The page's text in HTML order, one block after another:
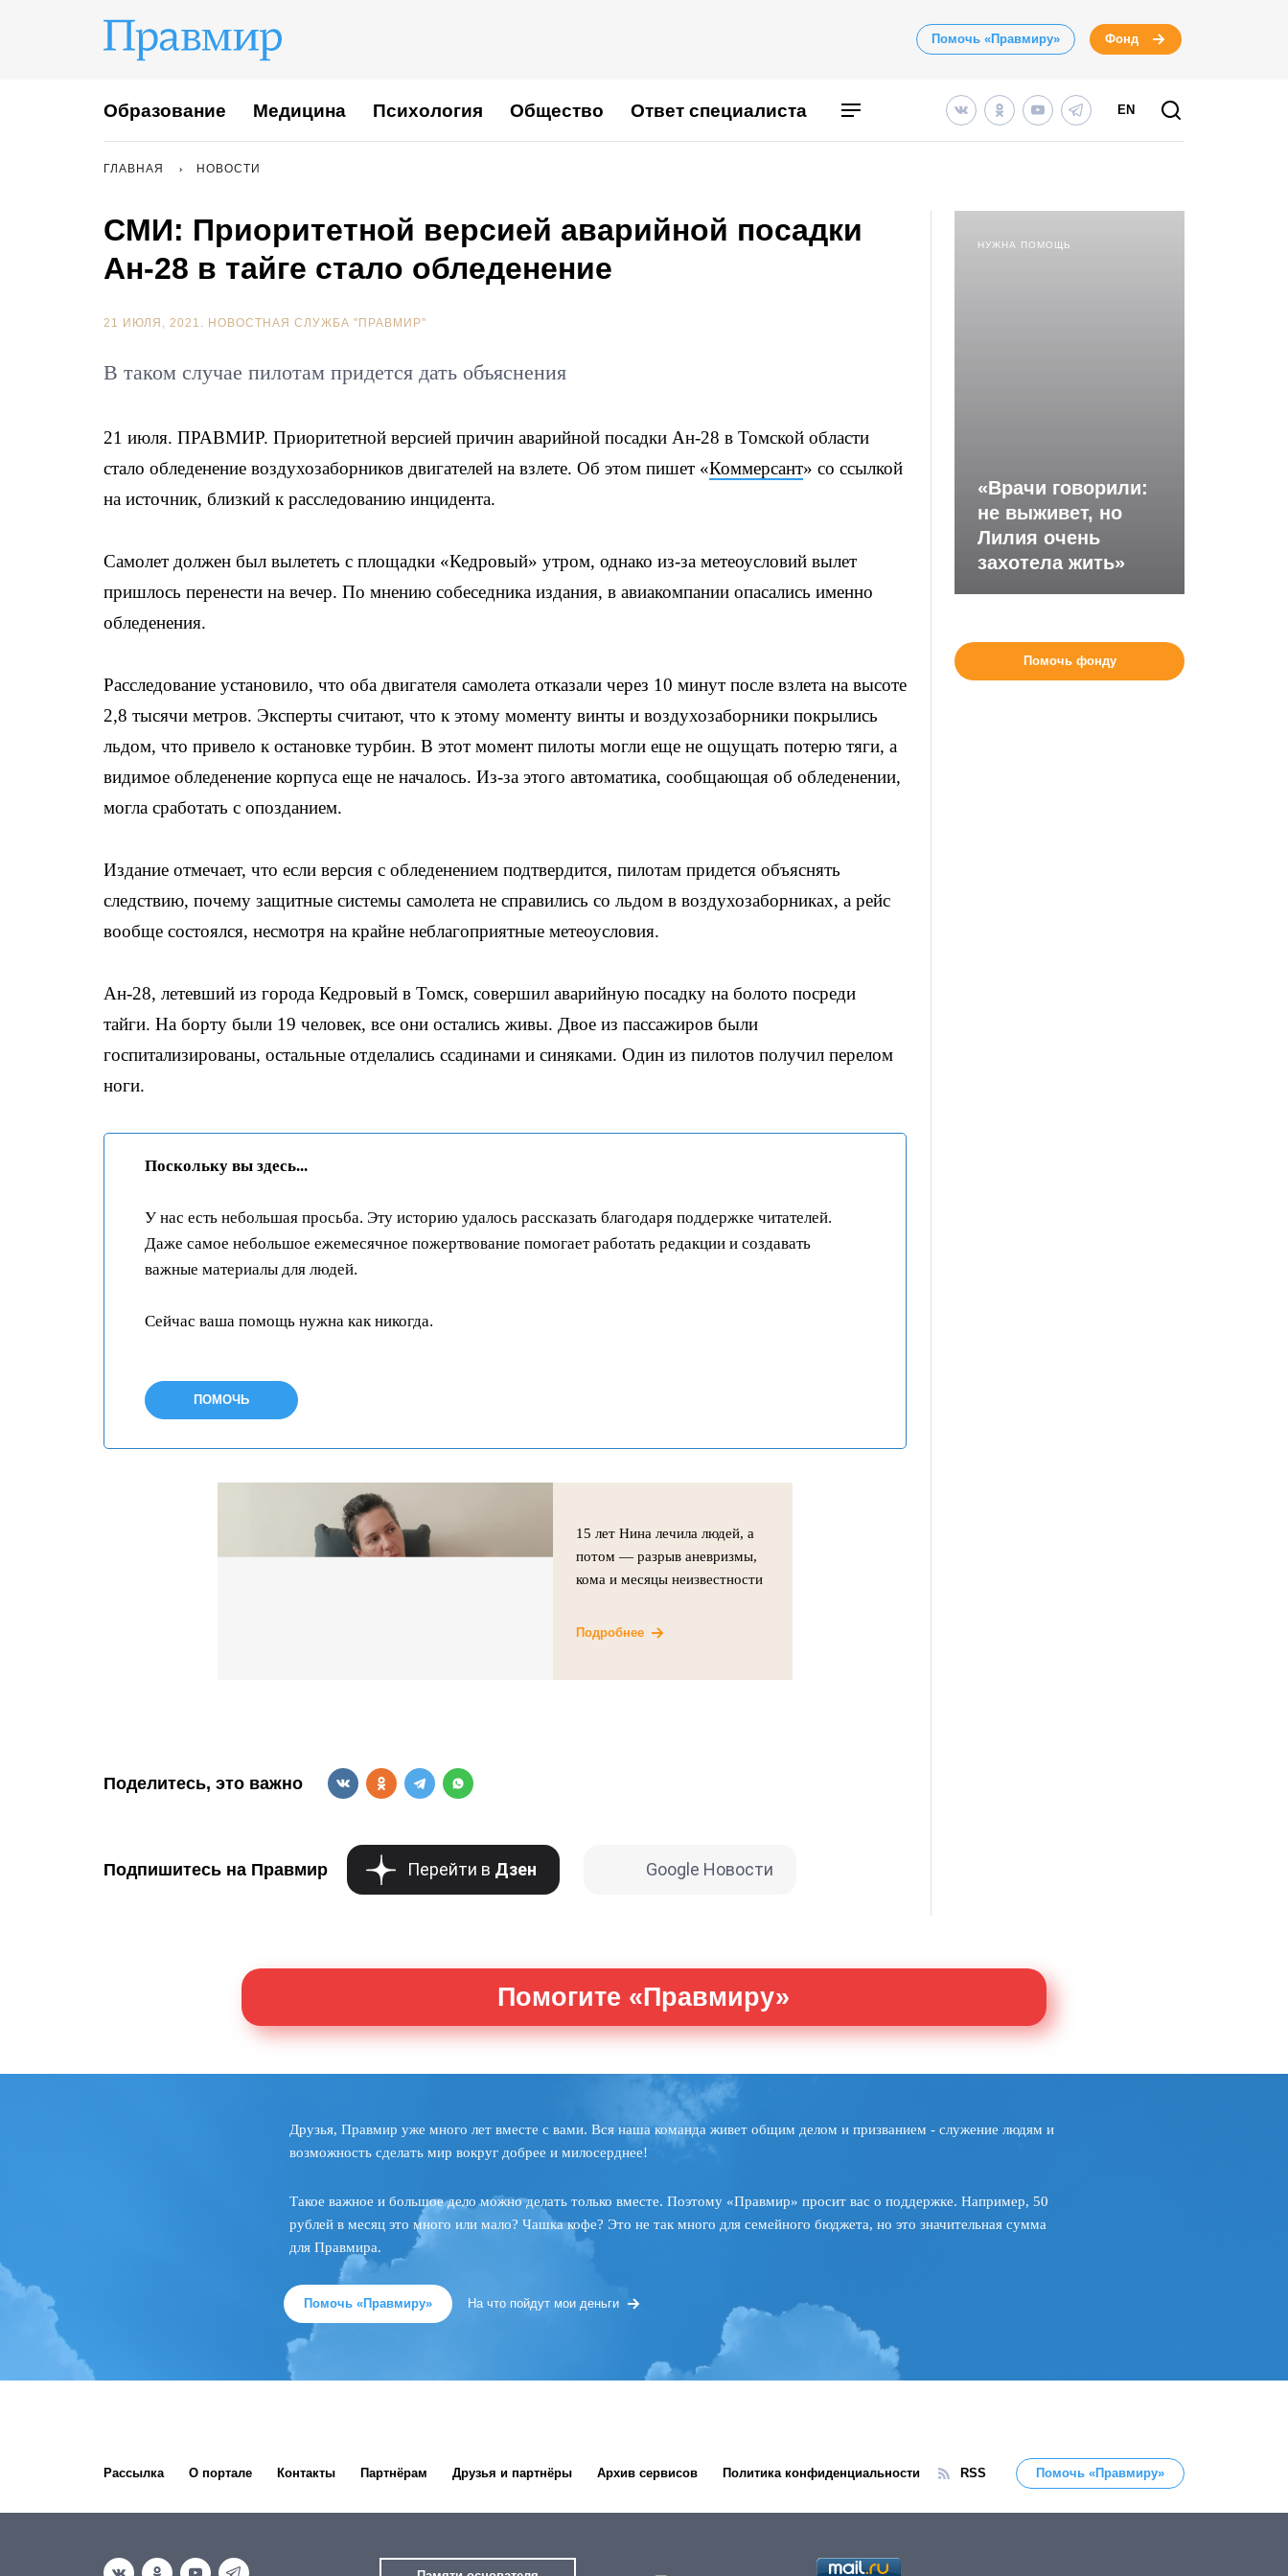
Помочь «Правмиру» Фонд
Образование Медицина Психология Общество Ответ специалиста EN
ГЛАВНАЯ НОВОСТИ
СМИ: Приоритетной версией аварийной посадки
Ан-28 в тайге стало обледенение
21 ИЮЛЯ, 2021. НОВОСТНАЯ СЛУЖБА "ПРАВМИР"
В таком случае пилотам придется дать объяснения
21 июля. ПРАВМИР. Приоритетной версией причин аварийной посадки Ан-28 в Томской области
стало обледенение воздухозаборников двигателей на взлете. Об этом пишет «Коммерсант» со ссылкой
на источник, близкий к расследованию инцидента.
Самолет должен был вылететь с площадки «Кедровый» утром, однако из-за метеоусловий вылет
пришлось перенести на вечер. По мнению собеседника издания, в авиакомпании опасались именно
обледенения.
Расследование установило, что оба двигателя самолета отказали через 10 минут после взлета на высоте
2,8 тысячи метров. Эксперты считают, что к этому моменту винты и воздухозаборники покрылись
льдом, что привело к остановке турбин. В этот момент пилоты могли еще не ощущать потерю тяги, а
видимое обледенение корпуса еще не началось. Из-за этого автоматика, сообщающая об обледенении,
могла сработать с опозданием.
Издание отмечает, что если версия с обледенением подтвердится, пилотам придется объяснять
следствию, почему защитные системы самолета не справились со льдом в воздухозаборниках, а рейс
вообще состоялся, несмотря на крайне неблагоприятные метеоусловия.
Ан-28, летевший из города Кедровый в Томск, совершил аварийную посадку на болото посреди
тайги. На борту были 19 человек, все они остались живы. Двое из пассажиров были
госпитализированы, остальные отделались ссадинами и синяками. Один из пилотов получил перелом
ноги.
Поскольку вы здесь...
У нас есть небольшая просьба. Эту историю удалось рассказать благодаря поддержке читателей.
Даже самое небольшое ежемесячное пожертвование помогает работать редакции и создавать
важные материалы для людей.
Сейчас ваша помощь нужна как никогда.
ПОМОЧЬ
15 лет Нина лечила людей, а
потом — разрыв аневризмы,
кома и месяцы неизвестности
Подробнее
Поделитесь, это важно
Подпишитесь на Правмир Перейти в Дзен Google Новости
НУЖНА ПОМОЩЬ
«Врачи говорили:
не выживет, но
Лилия очень
захотела жить»
Помочь фонду
Помогите «Правмиру»
Друзья, Правмир уже много лет вместе с вами. Вся наша команда живет общим делом и призванием - служение людям и
возможность сделать мир вокруг добрее и милосерднее!
Такое важное и большое дело можно делать только вместе. Поэтому «Правмир» просит вас о поддержке. Например, 50
рублей в месяц это много или мало? Чашка кофе? Это не так много для семейного бюджета, но это значительная сумма
для Правмира.
Помочь «Правмиру» На что пойдут мои деньги
Рассылка О портале Контакты Партнёрам Друзья и партнёры Архив сервисов Политика конфиденциальности RSS Помочь «Правмиру»